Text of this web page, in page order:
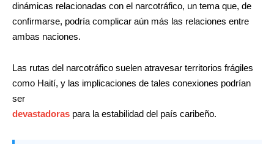
dinámicas relacionadas con el narcotráfico, un tema que, de
confirmarse, podría complicar aún más las relaciones entre
ambas naciones.
Las rutas del narcotráfico suelen atravesar territorios frágiles
como Haití, y las implicaciones de tales conexiones podrían
ser
devastadoras para la estabilidad del país caribeño.